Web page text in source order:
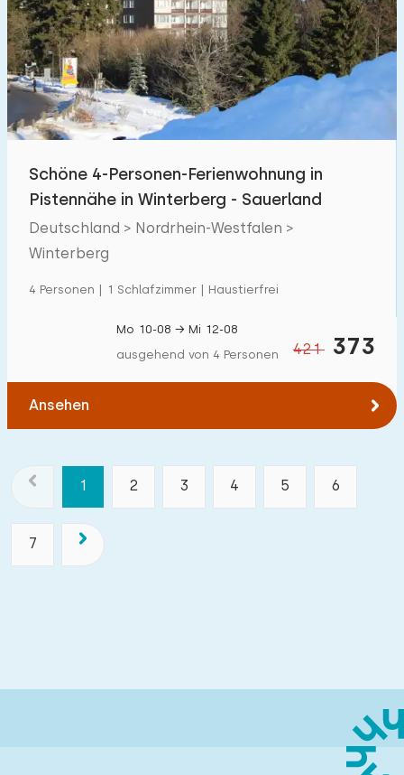
Schöne 4-Personen-Ferienwohnung in
Pistennähe in Winterberg - Sauerland
Deutschland > Nordrhein-Westfalen >
Winterberg
4 Personen | 1 Schlafzimmer | Haustierfrei
421 373
Mo 10-08 → Mi 12-08
ausgehend von 4 Personen
Ansehen
1 2 3 4 5 6
7